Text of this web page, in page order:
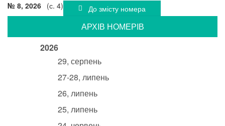
№ 8, 2026 (с. 4) До змісту номера
АРХIВ НОМЕРIВ
2026
29, серпень
27-28, липень
26, липень
25, липень